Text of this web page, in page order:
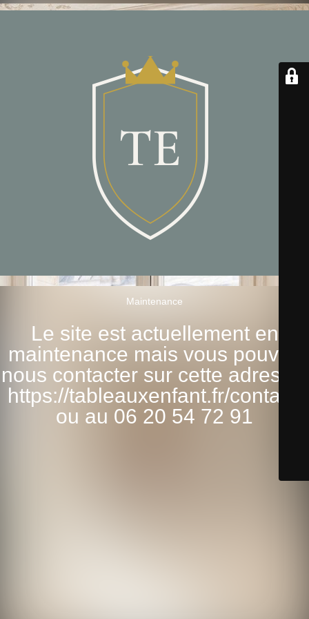
Maintenance
Le site est actuellement en
maintenance mais vous pouvez
nous contacter sur cette adresse:
https://tableauxenfant.fr/contact/
ou au 06 20 54 72 91